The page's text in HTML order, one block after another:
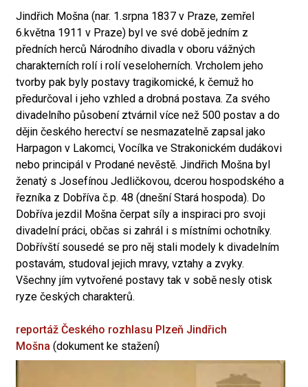
Jindřich Mošna (nar. 1.srpna 1837 v Praze, zemřel
6.května 1911 v Praze) byl ve své době jedním z
předních herců Národního divadla v oboru vážných
charakterních rolí i rolí veseloherních. Vrcholem jeho
tvorby pak byly postavy tragikomické, k čemuž ho
předurčoval i jeho vzhled a drobná postava. Za svého
divadelního působení ztvárnil více než 500 postav a do
dějin českého herectví se nesmazatelně zapsal jako
Harpagon v Lakomci, Vocílka ve Strakonickém dudákovi
nebo principál v Prodané nevěstě. Jindřich Mošna byl
ženatý s Josefínou Jedličkovou, dcerou hospodského a
řezníka z Dobříva č.p. 48 (dnešní Stará hospoda). Do
Dobříva jezdil Mošna čerpat síly a inspiraci pro svoji
divadelní práci, občas si zahrál i s místními ochotníky.
Dobřívští sousedé se pro něj stali modely k divadelním
postavám, studoval jejich mravy, vztahy a zvyky.
Všechny jím vytvořené postavy tak v sobě nesly otisk
ryze českých charakterů.
reportáž Českého rozhlasu Plzeň Jindřich
Mošna (dokument ke stažení)